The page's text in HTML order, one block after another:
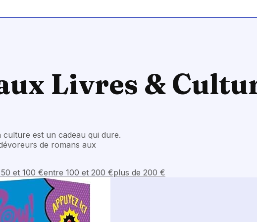
Livres &
est un cadeau qui dure.
de romans aux
et 100 €entre 100 et 200 €plus de 200 €